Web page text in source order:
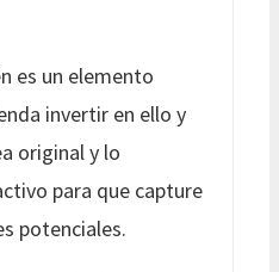
es un elemento
invertir en ello y
original y lo
para que capture
potenciales.